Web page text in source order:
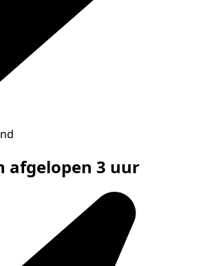
afgelopen 3 uur